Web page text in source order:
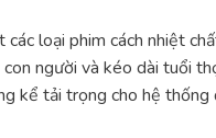
các loại phim cách nhiệt
người và kéo dài tuổi
kể tải trọng cho hệ